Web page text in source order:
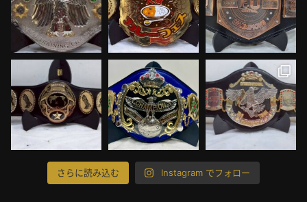
さらに読み込む Instagram でフォロー